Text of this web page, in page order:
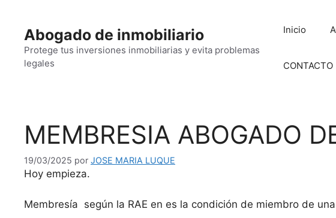
contenidoAbogado de inmobiliario
Protege tus inversiones inmobiliarias y evita problemas
legales
Inicio
CONTACTO
MEMBRESIA ABOGADO
19/03/2025 por JOSE MARIA LUQUE
Hoy empieza.
Membresía según la RAE en es la condición de miembro de